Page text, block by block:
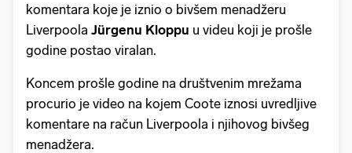
komentara koje je iznio o bivšem menadžeru
Liverpoola Jürgenu Kloppu u videu koji je prošle
godine postao viralan.
Koncem prošle godine na društvenim mrežama
procurio je video na kojem Coote iznosi uvredljive
komentare na račun Liverpoola i njihovog bivšeg
menadžera.